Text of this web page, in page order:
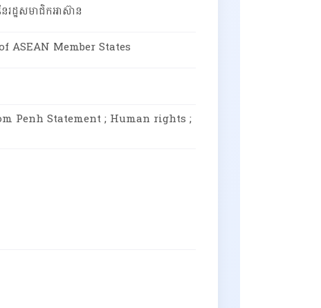
ៃរដ្ឋសមាជិកអាស៊ាន
ASEAN Member States
Penh Statement ; Human rights ;